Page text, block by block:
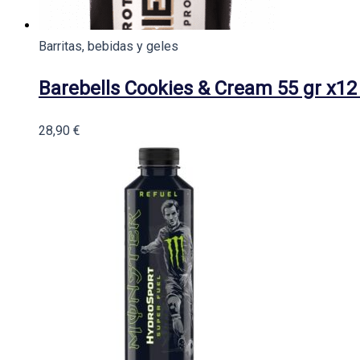
Barritas, bebidas y geles
Barebells Cookies & Cream 55 gr
28,90 €